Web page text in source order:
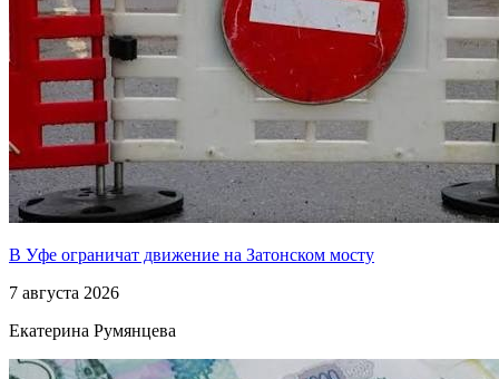
В Уфе ограничат движение на Затонском мосту
7 августа 2026
Екатерина Румянцева